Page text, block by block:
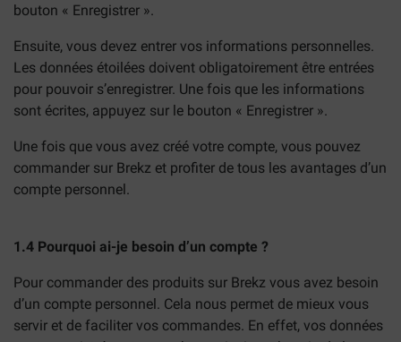
bouton « Enregistrer ».
Ensuite, vous devez entrer vos informations personnelles.
Les données étoilées doivent obligatoirement être entrées
pour pouvoir s’enregistrer. Une fois que les informations
sont écrites, appuyez sur le bouton « Enregistrer ».
Une fois que vous avez créé votre compte, vous pouvez
commander sur Brekz et profiter de tous les avantages d’un
compte personnel.
1.4 Pourquoi ai-je besoin d’un compte ?
Pour commander des produits sur Brekz vous avez besoin
d’un compte personnel. Cela nous permet de mieux vous
servir et de faciliter vos commandes. En effet, vos données